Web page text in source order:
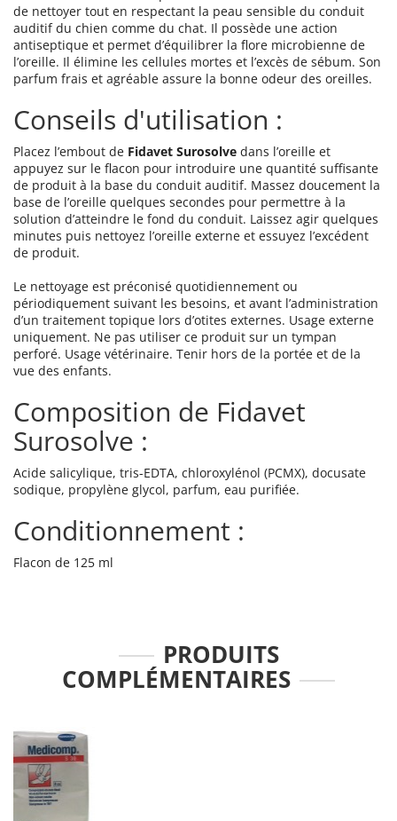
de nettoyer tout en respectant la peau sensible du conduit
auditif du chien comme du chat. Il possède une action
antiseptique et permet d’équilibrer la flore microbienne de
l’oreille. Il élimine les cellules mortes et l’excès de sébum. Son
parfum frais et agréable assure la bonne odeur des oreilles.
Conseils d'utilisation :
Placez l’embout de Fidavet Surosolve dans l’oreille et
appuyez sur le flacon pour introduire une quantité suffisante
de produit à la base du conduit auditif. Massez doucement la
base de l’oreille quelques secondes pour permettre à la
solution d’atteindre le fond du conduit. Laissez agir quelques
minutes puis nettoyez l’oreille externe et essuyez l’excédent
de produit.
Le nettoyage est préconisé quotidiennement ou
périodiquement suivant les besoins, et avant l’administration
d’un traitement topique lors d’otites externes. Usage externe
uniquement. Ne pas utiliser ce produit sur un tympan
perforé. Usage vétérinaire. Tenir hors de la portée et de la
vue des enfants.
Composition de Fidavet
Surosolve :
Acide salicylique, tris-EDTA, chloroxylénol (PCMX), docusate
sodique, propylène glycol, parfum, eau purifiée.
Conditionnement :
Flacon de 125 ml
PRODUITS
COMPLÉMENTAIRES